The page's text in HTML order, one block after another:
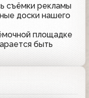
съёмки рекламы
доски нашего
площадке
быть